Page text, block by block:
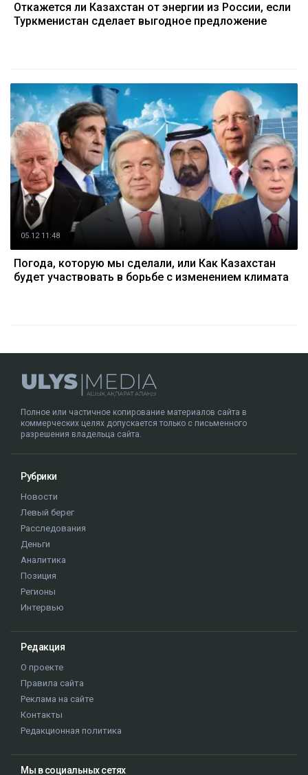
Откажется ли Казахстан от энергии из России, если
Туркменистан сделает выгодное предложение
05.12 11:48
Погода, которую мы сделали, или Как Казахстан
будет участвовать в борьбе с изменением климата
Полное или частичное копирование материалов сайта в
коммерческих целях допускается только с письменного
разрешения владельца сайта.
Рубрики
Новости
Левый берег
Расследования
Деньги
Аналитика
Позиция
Регионы
Интервью
Редакция
О проекте
Правила сайта
Реклама на сайте
Контакты
Редакционная политика
Мы в социальных сетях